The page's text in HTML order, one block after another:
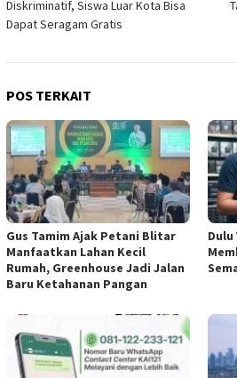
Diskriminatif, Siswa Luar Kota Bisa
Dapat Seragam Gratis
POS TERKAIT
Gus Tamim Ajak Petani Blitar
Manfaatkan Lahan Kecil
Rumah, Greenhouse Jadi Jalan
Baru Ketahanan Pangan
Dulu